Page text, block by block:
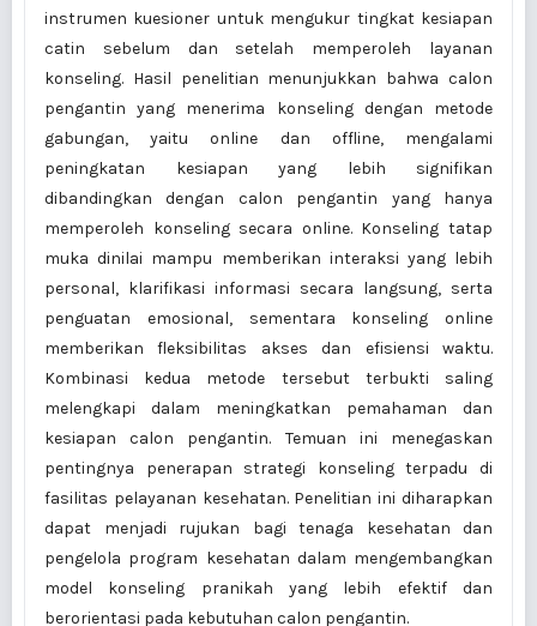
instrumen kuesioner untuk mengukur tingkat kesiapan
catin sebelum dan setelah memperoleh layanan
konseling. Hasil penelitian menunjukkan bahwa calon
pengantin yang menerima konseling dengan metode
gabungan, yaitu online dan offline, mengalami
peningkatan kesiapan yang lebih signifikan
dibandingkan dengan calon pengantin yang hanya
memperoleh konseling secara online. Konseling tatap
muka dinilai mampu memberikan interaksi yang lebih
personal, klarifikasi informasi secara langsung, serta
penguatan emosional, sementara konseling online
memberikan fleksibilitas akses dan efisiensi waktu.
Kombinasi kedua metode tersebut terbukti saling
melengkapi dalam meningkatkan pemahaman dan
kesiapan calon pengantin. Temuan ini menegaskan
pentingnya penerapan strategi konseling terpadu di
fasilitas pelayanan kesehatan. Penelitian ini diharapkan
dapat menjadi rujukan bagi tenaga kesehatan dan
pengelola program kesehatan dalam mengembangkan
model konseling pranikah yang lebih efektif dan
berorientasi pada kebutuhan calon pengantin.